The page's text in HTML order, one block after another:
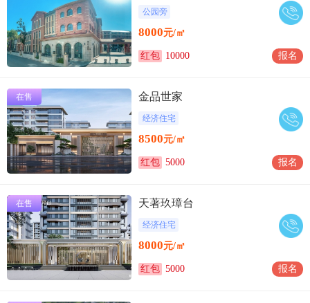
公园旁
8000元/㎡
红包 10000 报名
在售 金品世家
经济住宅
8500元/㎡
红包 5000 报名
在售 天著玖璋台
经济住宅
8000元/㎡
红包 5000 报名